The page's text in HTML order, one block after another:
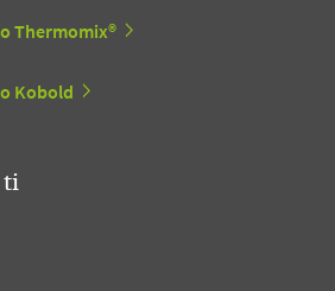
Thermomix®
Kobold
ti